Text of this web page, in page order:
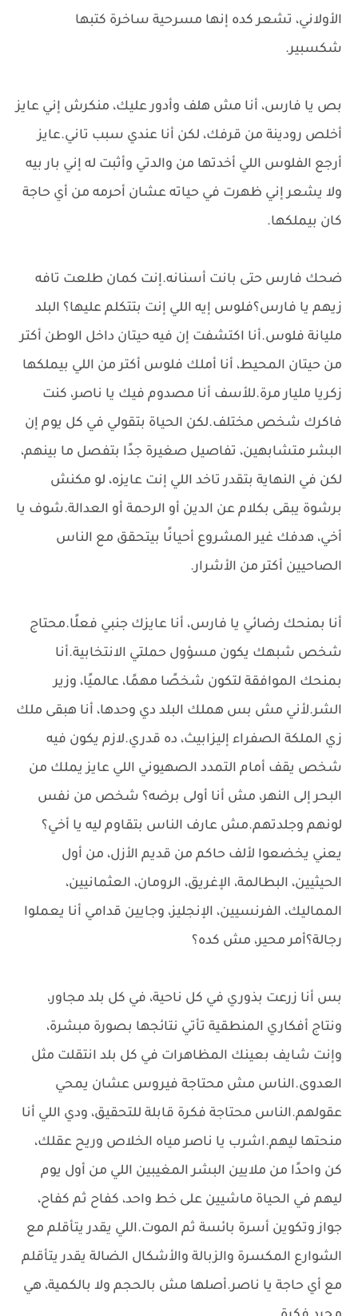
الأولاني، تشعر كده إنها مسرحية ساخرة كتبها
شكسبير.
بص يا فارس، أنا مش هلف وأدور عليك، منكرش إني عايز
أخلص رودينة من قرفك، لكن أنا عندي سبب تاني.عايز
أرجع الفلوس اللي أخدتها من والدتي وأثبت له إني بار بيه
ولا يشعر إني ظهرت في حياته عشان أحرمه من أي حاجة
كان بيملكها.
ضحك فارس حتى بانت أسنانه.إنت كمان طلعت تافه
زيهم يا فارس؟فلوس إيه اللي إنت بتتكلم عليها؟ البلد
مليانة فلوس.أنا اكتشفت إن فيه حيتان داخل الوطن أكتر
من حيتان المحيط، أنا أملك فلوس أكتر من اللي بيملكها
زكريا مليار مرة.للأسف أنا مصدوم فيك يا ناصر، كنت
فاكرك شخص مختلف.لكن الحياة بتقولي في كل يوم إن
البشر متشابهين، تفاصيل صغيرة جدًا بتفصل ما بينهم،
لكن في النهاية بتقدر تاخد اللي إنت عايزه، لو مكنش
برشوة يبقى بكلام عن الدين أو الرحمة أو العدالة.شوف يا
أخي، هدفك غير المشروع أحيانًا بيتحقق مع الناس
الصاحيين أكتر من الأشرار.
أنا بمنحك رضائي يا فارس، أنا عايزك جنبي فعلًا.محتاج
شخص شبهك يكون مسؤول حملتي الانتخابية.أنا
بمنحك الموافقة لتكون شخصًا مهمًا، عالميًا، وزير
الشر.لأني مش بس هملك البلد دي وحدها، أنا هبقى ملك
زي الملكة الصفراء إليزابيث، ده قدري.لازم يكون فيه
شخص يقف أمام التمدد الصهيوني اللي عايز يملك من
البحر إلى النهر، مش أنا أولى برضه؟ شخص من نفس
لونهم وجلدتهم.مش عارف الناس بتقاوم ليه يا أخي؟
يعني يخضعوا لألف حاكم من قديم الأزل، من أول
الحيثيين، البطالمة، الإغريق، الرومان، العثمانيين،
المماليك، الفرنسيين، الإنجليز، وجايين قدامي أنا يعملوا
رجالة؟أمر محير، مش كده؟
بس أنا زرعت بذوري في كل ناحية، في كل بلد مجاور،
ونتاج أفكاري المنطقية تأتي نتائجها بصورة مبشرة،
وإنت شايف بعينك المظاهرات في كل بلد انتقلت مثل
العدوى.الناس مش محتاجة فيروس عشان يمحي
عقولهم.الناس محتاجة فكرة قابلة للتحقيق، ودي اللي أنا
منحتها ليهم.اشرب يا ناصر مياه الخلاص وريح عقلك،
كن واحدًا من ملايين البشر المغيبين اللي من أول يوم
ليهم في الحياة ماشيين على خط واحد، كفاح ثم كفاح،
جواز وتكوين أسرة بائسة ثم الموت.اللي يقدر يتأقلم مع
الشوارع المكسرة والزبالة والأشكال الضالة يقدر يتأقلم
مع أي حاجة يا ناصر.أصلها مش بالحجم ولا بالكمية، هي